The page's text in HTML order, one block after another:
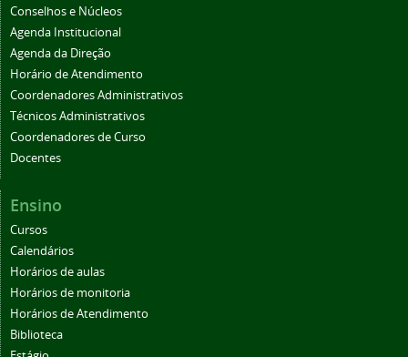
Conselhos e Núcleos
Agenda Institucional
Agenda da Direção
Horário de Atendimento
Coordenadores Administrativos
Técnicos Administrativos
Coordenadores de Curso
Docentes
Ensino
Cursos
Calendários
Horários de aulas
Horários de monitoria
Horários de Atendimento
Biblioteca